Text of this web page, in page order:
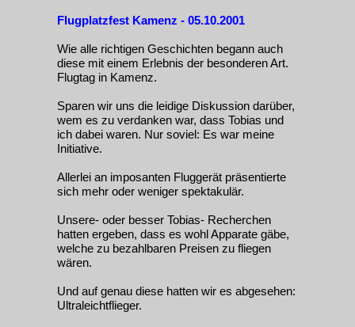
Flugplatzfest Kamenz - 05.10.2001
Wie alle richtigen Geschichten begann auch
diese mit einem Erlebnis der besonderen Art.
Flugtag in Kamenz.
Sparen wir uns die leidige Diskussion darüber,
wem es zu verdanken war, dass Tobias und
ich dabei waren. Nur soviel: Es war meine
Initiative.
Allerlei an imposanten Fluggerät präsentierte
sich mehr oder weniger spektakulär.
Unsere- oder besser Tobias- Recherchen
hatten ergeben, dass es wohl Apparate gäbe,
welche zu bezahlbaren Preisen zu fliegen
wären.
Und auf genau diese hatten wir es abgesehen:
Ultraleichtflieger.